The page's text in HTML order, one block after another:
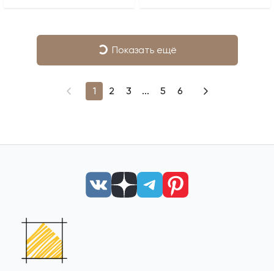
Показать ещё
1 2 3 ... 5 6